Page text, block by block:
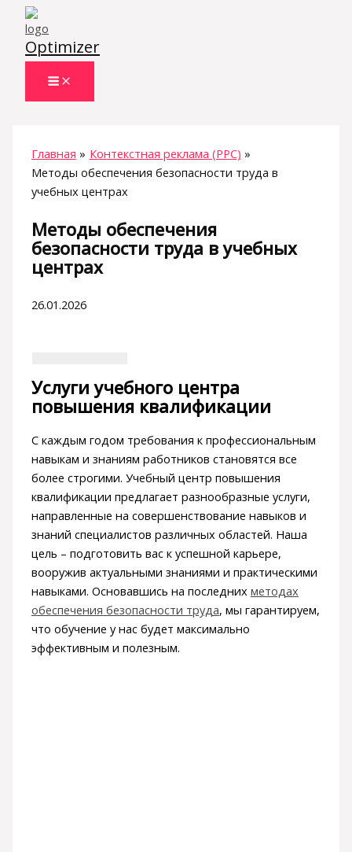
Перейти
содержимому
Optimizer
Главная
Контекстная реклама (PPC)
Методы обеспечения безопасности труда в
учебных центрах
Методы обеспечения
безопасности труда в учебных
центрах
26.01.2026
Услуги учебного центра
повышения квалификации
С каждым годом требования к профессиональным
навыкам и знаниям работников становятся все
более строгими. Учебный центр повышения
квалификации предлагает разнообразные услуги,
направленные на совершенствование навыков и
знаний специалистов различных областей. Наша
цель – подготовить вас к успешной карьере,
вооружив актуальными знаниями и практическими
навыками. Основавшись на последних методах
обеспечения безопасности труда, мы гарантируем,
что обучение у нас будет максимально
эффективным и полезным.